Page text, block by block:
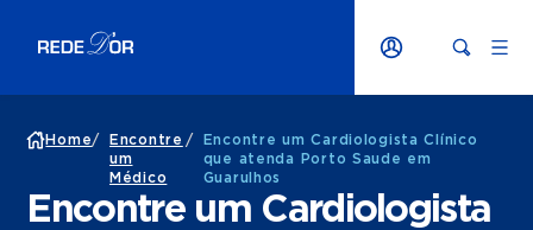
Home/
Encontre
um
Médico
/
Encontre um Cardiologista Clínico
que atenda Porto Saude em
Guarulhos
Encontre um Cardiologista